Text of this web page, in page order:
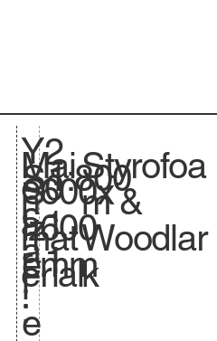
Y
e
a
r
:
Mai
n
mat
erial
:
S
c
a
l
e
S
iz
e.
2
0
1
1
1:800
600x
600
mm
Styrofoa
m &
Woodlar
k